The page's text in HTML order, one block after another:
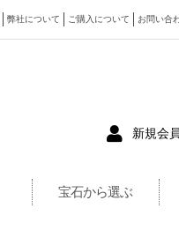
弊社について ご購入について お問い合
新規会
宝石から選ぶ